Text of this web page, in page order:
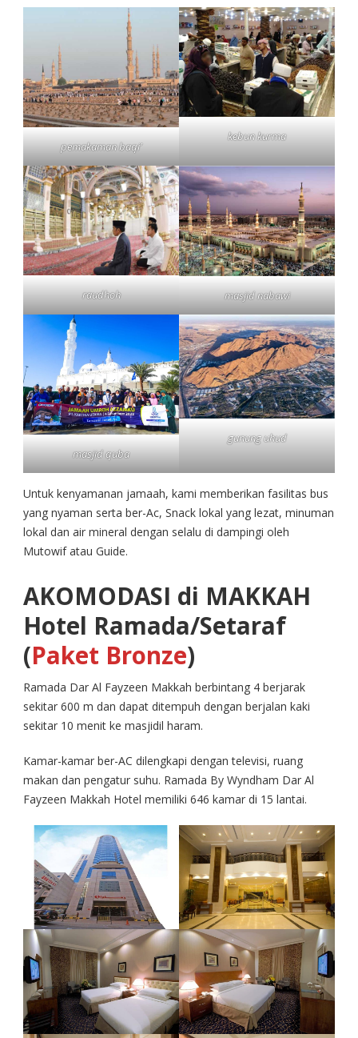
pemakaman baqi’
kebun kurma
raudhoh masjid nabawi
masjid quba
gunung uhud
Untuk kenyamanan jamaah, kami memberikan fasilitas bus
yang nyaman serta ber-Ac, Snack lokal yang lezat, minuman
lokal dan air mineral dengan selalu di dampingi oleh
Mutowif atau Guide.
AKOMODASI di MAKKAH
Hotel Ramada/Setaraf
(Paket Bronze)
Ramada Dar Al Fayzeen Makkah berbintang 4 berjarak
sekitar 600 m dan dapat ditempuh dengan berjalan kaki
sekitar 10 menit ke masjidil haram.
Kamar-kamar ber-AC dilengkapi dengan televisi, ruang
makan dan pengatur suhu. Ramada By Wyndham Dar Al
Fayzeen Makkah Hotel memiliki 646 kamar di 15 lantai.